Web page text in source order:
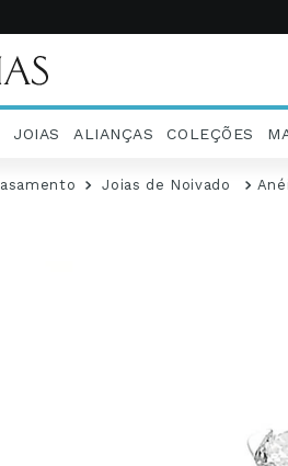
JOIAS ALIANÇAS COLEÇÕES
Joias de Noivado